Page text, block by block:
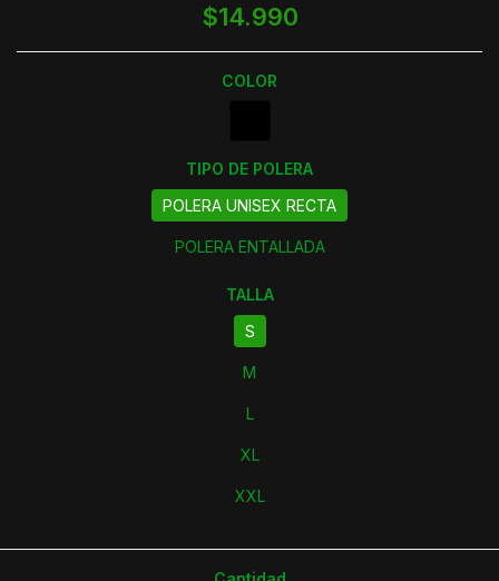
$14.990
COLOR
TIPO DE POLERA
POLERA UNISEX RECTA
POLERA ENTALLADA
TALLA
S
M
L
XL
XXL